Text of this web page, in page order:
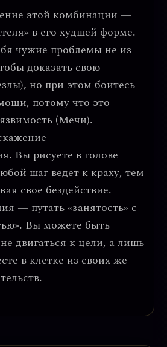
этой комбинации —
в его худшей форме.
чужие проблемы не из
доказать свою
но при этом боитесь
потому что это
(Мечи).
—
Вы рисуете в голове
шаг ведет к краху, тем
свое бездействие.
— путать «занятость» с
Вы можете быть
двигаться к цели, а лишь
в клетке из своих же